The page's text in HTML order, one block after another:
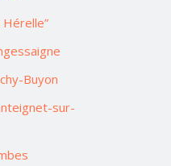
Hérelle”
Buyon
sur-